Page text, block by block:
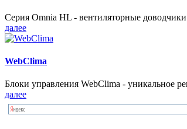
Серия Omnia HL - вентиляторные
далее
WebClima
Блоки упрaвлeния WebClima - уникальное
далее